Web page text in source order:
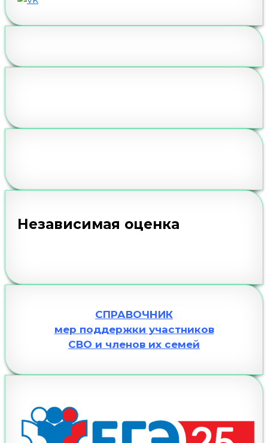
Независимая оценка
СПРАВОЧНИК
мер поддержки участников
СВО и членов их семей